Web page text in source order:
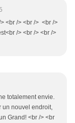
<br /> <br /> <br />
/> <br /> <br />
totalement envie.
un nouvel endroit,
Grand! <br /> <br